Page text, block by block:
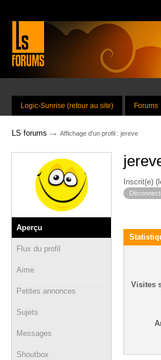
Logic-Sunrise (retour au site) Forums
LS forums → Affichage d'un profil : jereve
Aperçu
Flux du profil
Aime
Petites annonces
Sujets
Messages
Shoutbox
Inscrit(e)
Visites